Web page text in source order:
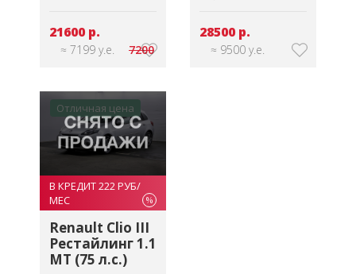
21600 р.
≈ 7199 у.е. 7200
28500 р.
≈ 9500 у.е.
Отличная цена
В КРЕДИТ 222 РУБ/
МЕС
%
Renault Clio III
Рестайлинг 1.1
MT (75 л.с.)